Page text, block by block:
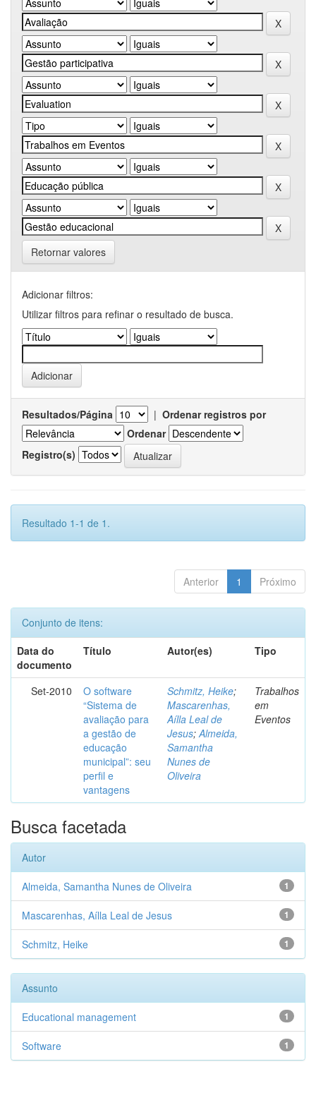
Retornar valores
Adicionar filtros:
Utilizar filtros para refinar o resultado de busca.
Resultados/Página | Ordenar registros por
Ordenar
Registro(s)
Resultado 1-1 de 1.
Anterior 1 Próximo
Conjunto de itens:
Data do
documento
Título Autor(es) Tipo
Set-2010
O software
“Sistema de
avaliação para
a gestão de
educação
municipal”: seu
perfil e
vantagens
Schmitz, Heike;
Mascarenhas,
Aílla Leal de
Jesus;Almeida,
Samantha
Nunes de
Oliveira
Trabalhos
em
Eventos
Busca facetada
Autor
1
Almeida, Samantha Nunes de Oliveira
1
Mascarenhas, Aílla Leal de Jesus
1
Schmitz, Heike
Assunto
1
Educational management
1
Software